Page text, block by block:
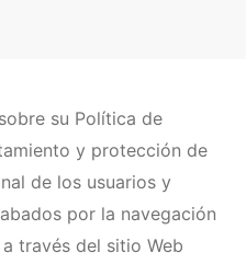
su Política de
y protección de
de los usuarios y
por la navegación
través del sitio Web